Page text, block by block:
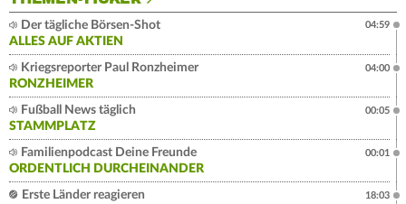
Der tägliche Börsen-Shot
ALLES AUF AKTIEN
04:59
Kriegsreporter Paul Ronzheimer
RONZHEIMER
04:00
Fußball News täglich
STAMMPLATZ
00:05
Familienpodcast Deine Freunde
ORDENTLICH DURCHEINANDER
00:01
Erste Länder reagieren
18:03